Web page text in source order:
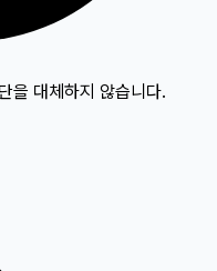
을 대체하지 않습니다.